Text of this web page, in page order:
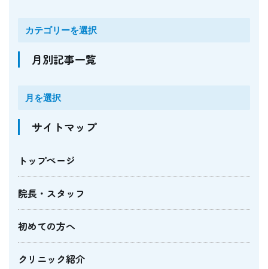
月別記事一覧
サイトマップ
トップページ
院長・スタッフ
初めての方へ
クリニック紹介